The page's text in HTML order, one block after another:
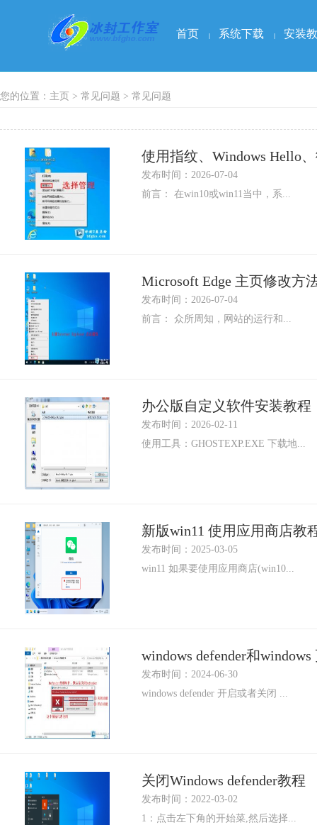
首页 系统下载 安装
您的位置： 主页 > 常见问题 > 常见问题
使用指纹、Windows Hello
发布时间：2026-07-04
前言： 在win10或win11当中，系...
Microsoft Edge 主页修改方
发布时间：2026-07-04
前言： 众所周知，网站的运行和...
办公版自定义软件安装教程
发布时间：2026-02-11
使用工具：GHOSTEXP.EXE 下载地...
新版win11 使用应用商店教
发布时间：2025-03-05
win11 如果要使用应用商店(win10...
windows defender和
发布时间：2024-06-30
windows defender 开启或者关闭 ...
关闭Windows defender教程
发布时间：2022-03-02
1：点击左下角的开始菜,然后选择...